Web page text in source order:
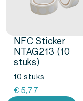
NFC Sticker
NTAG213 (10
stuks)
10 stuks
€ 5,77